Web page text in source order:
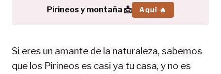
Pirineos y montaña 📩 Aquí 🔥
Si eres un amante de la naturaleza, sabemos
que los Pirineos es casi ya tu casa, y no es